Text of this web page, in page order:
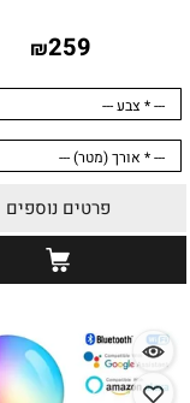
₪259
פרטים נוספים